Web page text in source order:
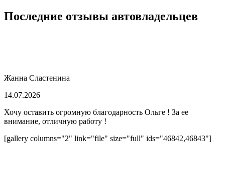
Последние отзывы автовладельцев
Жанна Сластенина
14.07.2026
Хочу оставить огромную благодарность Ольге ! За ее
внимание, отличную работу !
[gallery columns="2" link="file" size="full" ids="46842,46843"]